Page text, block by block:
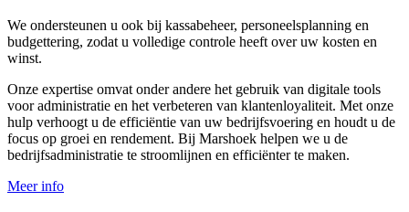
We ondersteunen u ook bij kassabeheer, personeelsplanning en
budgettering, zodat u volledige controle heeft over uw kosten en
winst.
Onze expertise omvat onder andere het gebruik van digitale tools
voor administratie en het verbeteren van klantenloyaliteit. Met onze
hulp verhoogt u de efficiëntie van uw bedrijfsvoering en houdt u de
focus op groei en rendement. Bij Marshoek helpen we u de
bedrijfsadministratie te stroomlijnen en efficiënter te maken.
Meer info